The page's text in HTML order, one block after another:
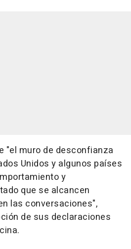
"el muro de desconfianza
Unidos y algunos países
y
que se alcancen
las conversaciones",
de sus declaraciones